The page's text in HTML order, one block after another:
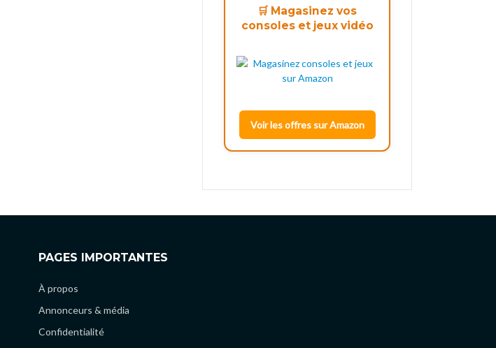
🛒 Magasinez vos
consoles et jeux vidéo
Voir les offres sur Amazon
PAGES IMPORTANTES
À propos
Annonceurs & média
Confidentialité